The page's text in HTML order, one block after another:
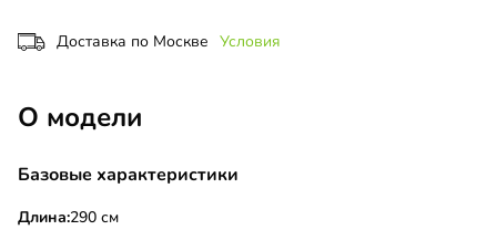
Доставка по Москве Условия
О модели
Базовые характеристики
Длина:290 см